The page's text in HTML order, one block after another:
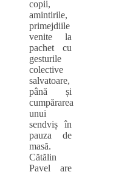
copii,
amintirile,
primejdiile
venite la
pachet cu
gesturile
colective
salvatoare,
până și
cumpărarea
unui
sendviș în
pauza de
masă.
Cătălin
Pavel are